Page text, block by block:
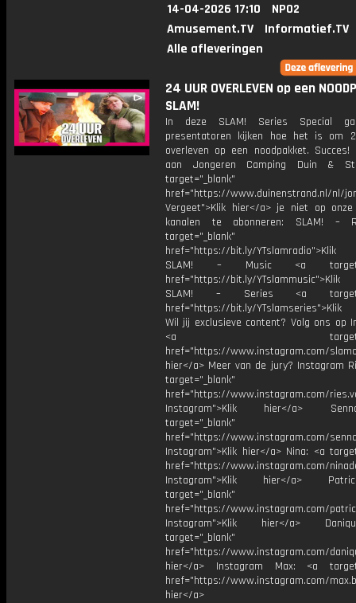
14-04-2026 17:10
NPO2
Amusement.TV
Informatief.TV
Alle afleveringen
24 UUR OVERLEVEN op een
SLAM!
In deze SLAM! Series Special
presentatoren kijken hoe het is om
overleven op een noodpakket. Succes!
aan Jongeren Camping Duin &
target="_blank"
href="https://www.duinenstrand.nl/nl/
Vergeet">Klik hier</a> je niet op onze
kanalen te abonneren: SLAM! –
target="_blank"
href="https://bit.ly/
SLAM! – Music <a
href="https://bit.ly/
SLAM! – Series <a
href="https://bit.ly/
Wil jij exclusieve content? Volg ons op
<a
href="https://www.instagram.com/
hier</a> Meer van de jury? Instagram
target="_blank"
href="https://www.instagram.com/
Instagram">Klik hier</a>
target="_blank"
href="https://www.instagram.com/
Instagram">Klik hier</a> Nina: <a
href="https://www.instagram.com/
Instagram">Klik hier</a>
target="_blank"
href="https://www.instagram.com/
Instagram">Klik hier</a>
target="_blank"
href="https://www.instagram.com/
hier</a> Instagram Max: <a
href="https://www.instagram.com/
hier</a>